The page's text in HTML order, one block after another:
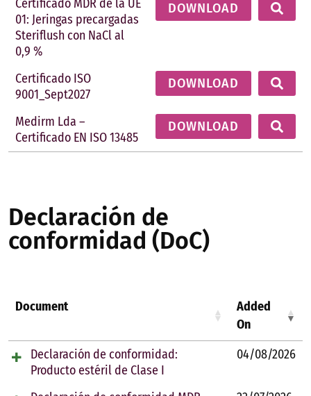
Certificado MDR de la UE
01: Jeringas precargadas
Steriflush con NaCl al
0,9 %
DOWNLOAD
Certificado ISO
9001_Sept2027
DOWNLOAD
Medirm Lda –
Certificado EN ISO 13485
DOWNLOAD
Declaración de
conformidad (DoC)
Document
Added
On
Declaración de conformidad:
Producto estéril de Clase I
04/08/2026